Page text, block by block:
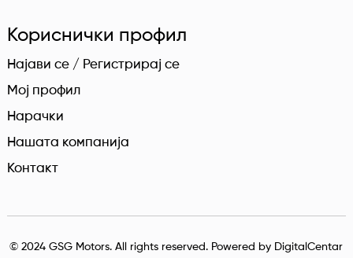
Кориснички профил
Најави се / Регистрирај се
Мој профил
Нарачки
Нашата компанија
Контакт
© 2024 GSG Motors. All rights reserved. Powered by DigitalCentar